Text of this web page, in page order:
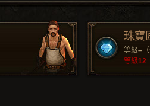
珠寶
等級–
等級12